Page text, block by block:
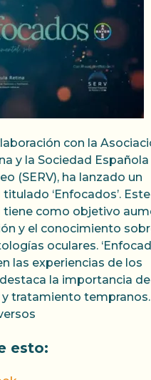
con la
y la Sociedad
(SERV), ha lanzado un
‘Enfocados’. Este
como objetivo
y el conocimiento
oculares.
las experiencias de los
la importancia
tratamiento
esto: